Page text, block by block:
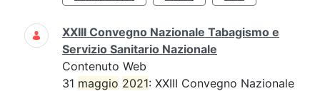
XXIII Convegno Nazionale Tabagismo e
Servizio Sanitario Nazionale
Contenuto Web
31 maggio 2021: XXIII Convegno Nazionale